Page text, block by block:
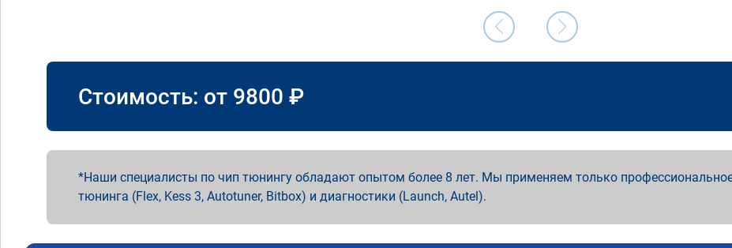
Стоимость: от 9800 ₽
Наши специалисты по чип тюнингу обладают опытом более 8 лет. Мы применяем только
тюнинга (Flex, Kess 3, Autotuner, Bitbox) и диагностики (Launch, Autel).